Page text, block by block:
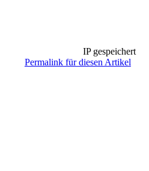
IP gespeichert
Permalink für diesen Artikel